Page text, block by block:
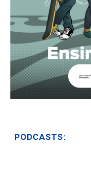
PODCASTS: